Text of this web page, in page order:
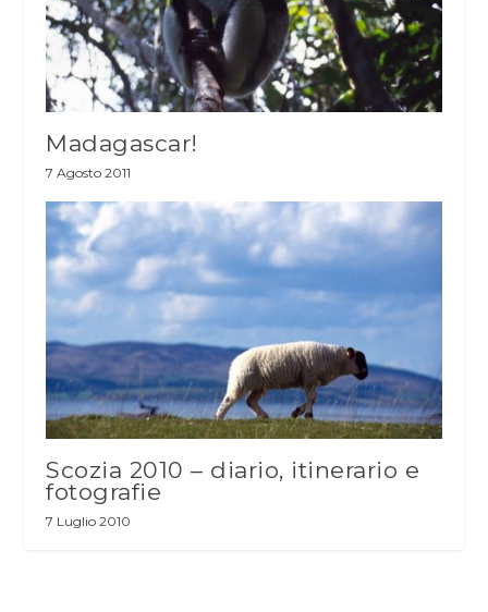
Madagascar!
7 Agosto 2011
Scozia 2010 – diario, itinerario e
fotografie
7 Luglio 2010